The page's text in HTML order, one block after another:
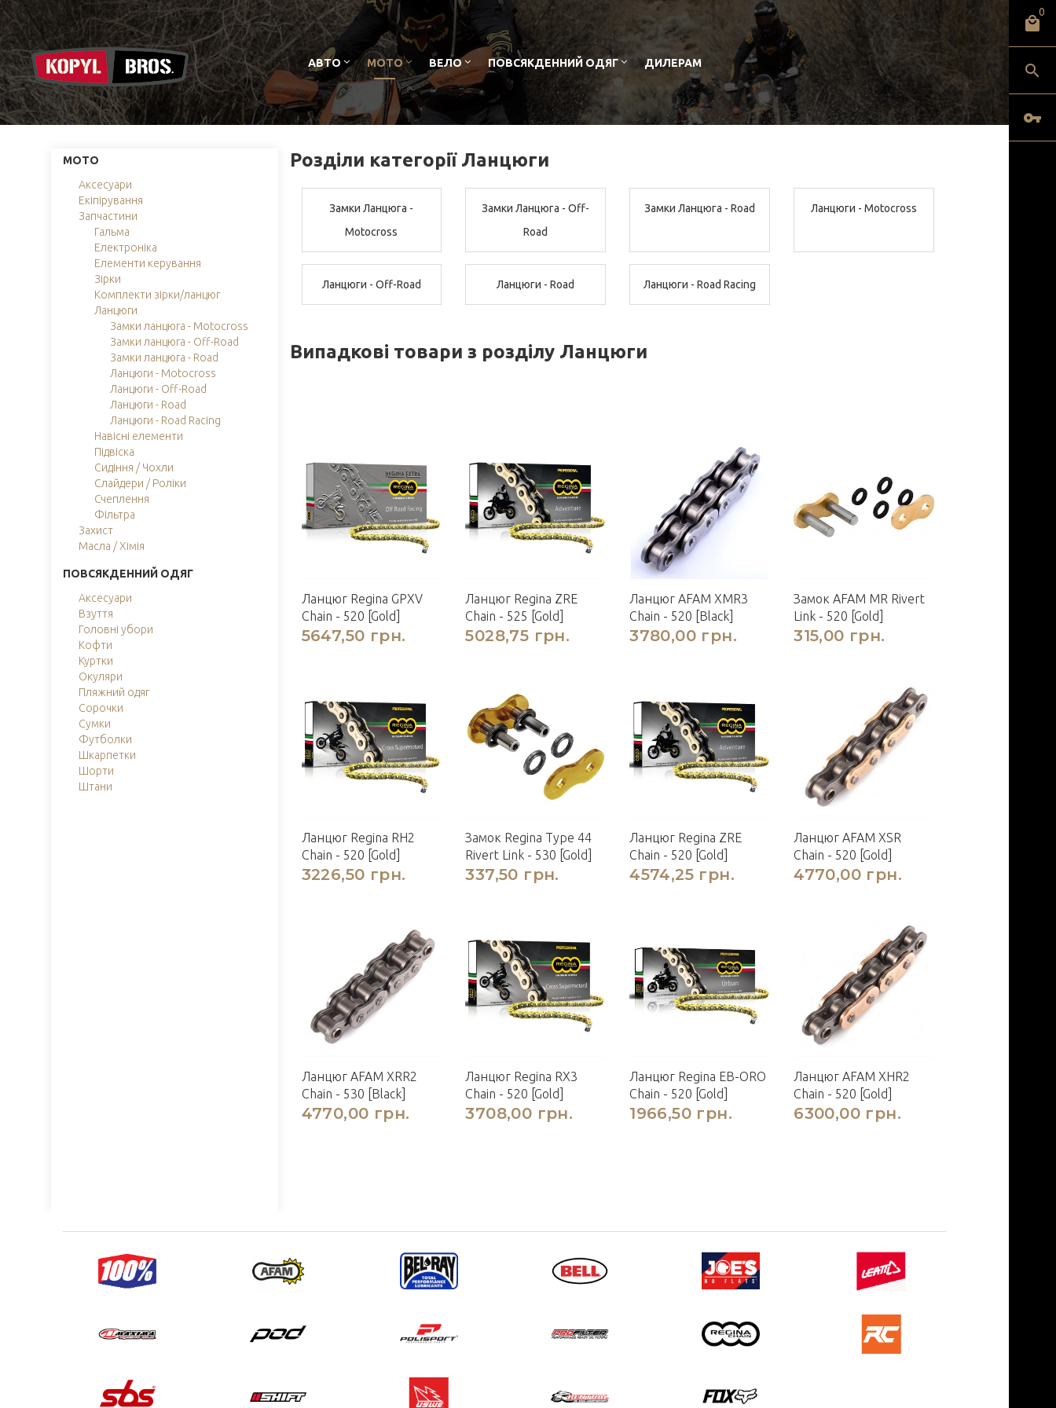
0
АВТО МОТО ВЕЛО ПОВСЯКДЕННИЙ ОДЯГ ДИЛЕРАМ
МОТО
Аксесуари
Екіпірування
Запчастини
Гальма
Електроніка
Елементи керування
Зірки
Комплекти зірки/ланцюг
Ланцюги
Замки ланцюга - Motocross
Замки ланцюга - Off-Road
Замки ланцюга - Road
Ланцюги - Motocross
Ланцюги - Off-Road
Ланцюги - Road
Ланцюги - Road Racing
Навісні елементи
Підвіска
Сидіння / Чохли
Слайдери / Роліки
Счеплення
Фільтра
Захист
Масла / Хімія
ПОВСЯКДЕННИЙ ОДЯГ
Аксесуари
Взуття
Головні убори
Кофти
Куртки
Окуляри
Пляжний одяг
Сорочки
Сумки
Футболки
Шкарпетки
Шорти
Штани
Розділи категорії Ланцюги
Замки Ланцюга -
Motocross
Замки Ланцюга - Off-
Road
Замки Ланцюга - Road Ланцюги - Motocross
Ланцюги - Off-Road Ланцюги - Road Ланцюги - Road Racing
Випадкові товари з розділу Ланцюги
Ланцюг Regina GPXV
Chain - 520 [Gold]
5647,50 грн.
Ланцюг Regina ZRE
Chain - 525 [Gold]
5028,75 грн.
Ланцюг AFAM XMR3
Chain - 520 [Black]
3780,00 грн.
Замок AFAM MR Rivert
Link - 520 [Gold]
315,00 грн.
Ланцюг Regina RH2
Chain - 520 [Gold]
3226,50 грн.
Замок Regina Type 44
Rivert Link - 530 [Gold]
337,50 грн.
Ланцюг Regina ZRE
Chain - 520 [Gold]
4574,25 грн.
Ланцюг AFAM XSR
Chain - 520 [Gold]
4770,00 грн.
Ланцюг AFAM XRR2
Chain - 530 [Black]
4770,00 грн.
Ланцюг Regina RX3
Chain - 520 [Gold]
3708,00 грн.
Ланцюг Regina EB-ORO
Chain - 520 [Gold]
1966,50 грн.
Ланцюг AFAM XHR2
Chain - 520 [Gold]
6300,00 грн.